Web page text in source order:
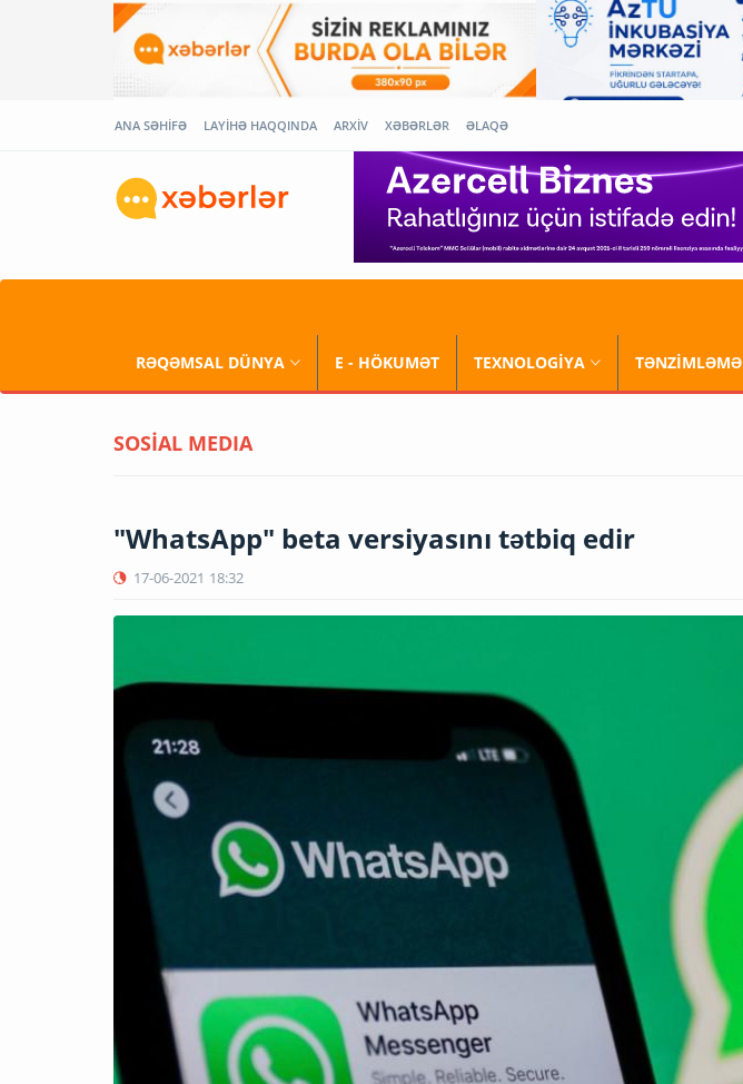
ANA SƏHİFƏ LAYİHƏ HAQQINDA ARXİV XƏBƏRLƏR ƏLAQƏ
RƏQƏMSAL DÜNYA E - HÖKUMƏT TEXNOLOGİYA TƏNZİMLƏMƏ
SOSİAL MEDIA
"WhatsApp" beta versiyasını tətbiq edir
17-06-2021 18:32